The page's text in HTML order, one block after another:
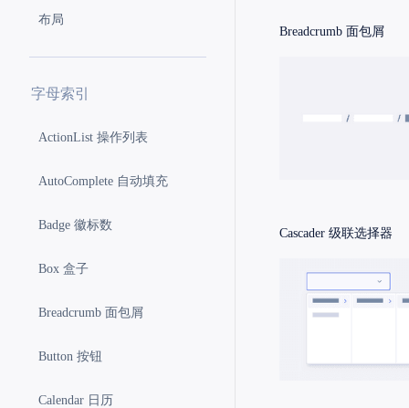
布局
字母索引
ActionList 操作列表
AutoComplete 自动填充
Badge 徽标数
Box 盒子
Breadcrumb 面包屑
Button 按钮
Calendar 日历
Breadcrumb 面包屑
Cascader 级联选择器